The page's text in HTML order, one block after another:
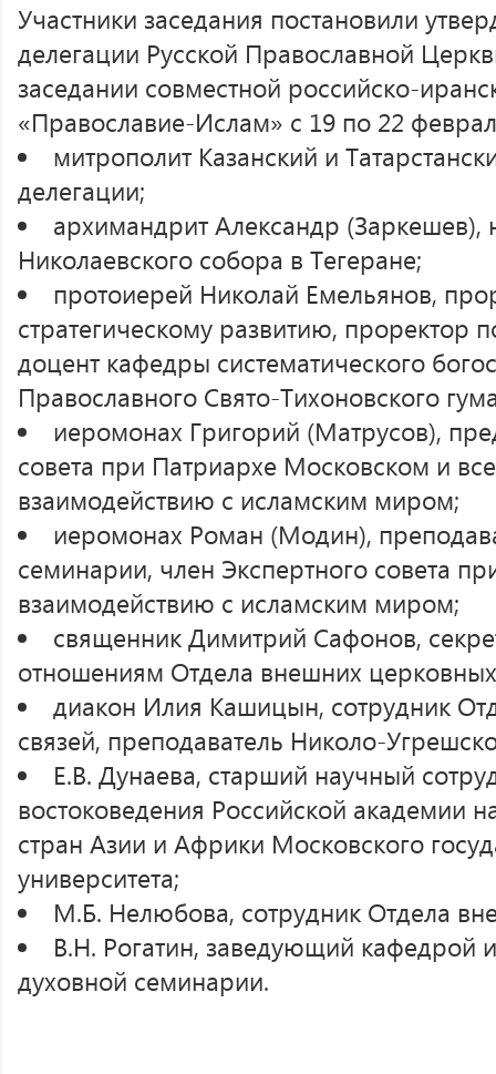
Участники заседания постановили
делегации Русской Православной
заседании совместной российско-
«Православие-Ислам» с 19 по 22
митрополит Казанский и
делегации;
архимандрит Александр (Заркешев),
Николаевского собора в Тегеране;
протоиерей Николай Емельянов,
стратегическому развитию, проректор
доцент кафедры систематического
Православного Свято-Тихоновского
иеромонах Григорий (Матрусов),
совета при Патриархе Московском и
взаимодействию с исламским миром;
иеромонах Роман (Модин),
семинарии, член Экспертного совета
взаимодействию с исламским миром;
священник Димитрий Сафонов,
отношениям Отдела внешних
диакон Илия Кашицын, сотрудник
связей, преподаватель Николо-
Е.В. Дунаева, старший научный
востоковедения Российской академии
стран Азии и Африки Московского
университета;
М.Б. Нелюбова, сотрудник Отдела
В.Н. Рогатин, заведующий кафедрой
духовной семинарии.